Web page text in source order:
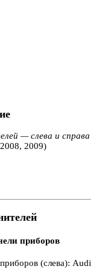
— слева и справа
приборов